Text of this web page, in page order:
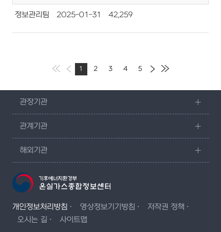
정보관리팀 2025-01-31 42,259
1 2 3 4 5
관장기관
관계기관
해외기관
개인정보처리방침 영상정보기기방침
저작권 정책
오시는 길
사이트맵